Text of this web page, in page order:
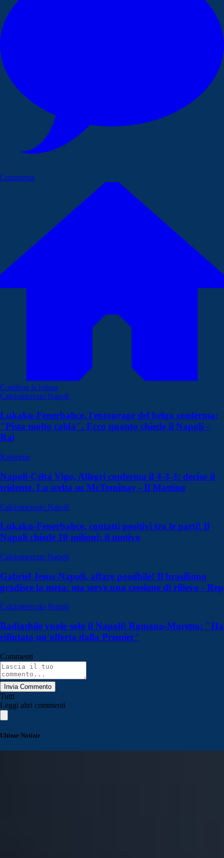
Commenta
Continua la lettura
Calciomercato Napoli
Lukaku-Fenerbahce, l'entourage del belga conferma:
"Pista molto calda". Ecco quanto chiede il Napoli -
Rai
Rassegna
Napoli-Celta Vigo, Allegri conferma il 4-3-3: deciso il
tridente. La scelta su McTominay - Il Mattino
Calciomercato Napoli
Lukaku-Fenerbahce, contatti positivi tra le parti! Il
Napoli chiede 10 milioni: il motivo
Calciomercato Napoli
Gabriel Jesus-Napoli, affare possibile! Il brasiliano
gradisce la meta: ma serve una cessione di rilievo - Rep
Calciomercato Napoli
Badiashile vuole solo il Napoli! Romano-Moretto: "Ha
rifiutato un'offerta dalla Premier"
Commenti
Invia Commento
Tutti
Leggi altri commenti
Ultime Notizie